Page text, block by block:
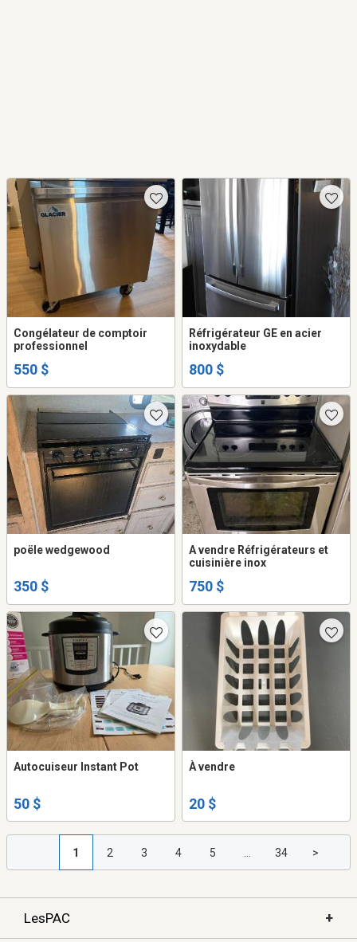
Congélateur de comptoir
professionnel
550 $
Réfrigérateur GE en acier
inoxydable
800 $
poële wedgewood
350 $
A vendre Réfrigérateurs et
cuisinière inox
750 $
Autocuiseur Instant Pot
50 $
À vendre
20 $
1 2 3 4 5 34 >
LesPAC +